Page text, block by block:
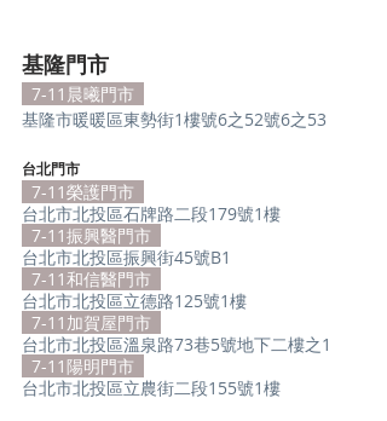
基隆門市
7-11晨曦門市
基隆市暖暖區東勢街1樓號6之52號6之53
台北門市
7-11榮護門市
台北市北投區石牌路二段179號1樓
7-11振興醫門市
台北市北投區振興街45號B1
7-11和信醫門市
台北市北投區立德路125號1樓
7-11加賀屋門市
台北市北投區溫泉路73巷5號地下二樓之1
7-11陽明門市
台北市北投區立農街二段155號1樓